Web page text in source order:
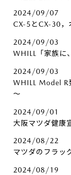
2024/09/07
CX-5とCX-30，
2024/09/03
WHILL「家族に
2024/09/03
WHILL Model R
～
2024/09/01
大阪マツダ健康
2024/08/22
マツダのフラッ
2024/08/19